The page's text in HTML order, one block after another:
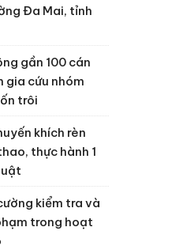
Đa Mai, tỉnh
gần 100 cán
gia cứu nhóm
trôi
khích rèn
thực hành 1
kiểm tra và
trong hoạt